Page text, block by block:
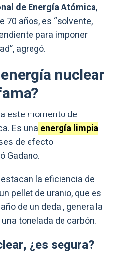
de Energía Atómica,
70 años, es “solvente,
para imponer
agregó.
nuclear
este momento de
Es una energía limpia
de efecto
Gadano.
la eficiencia de
pellet de uranio, que es
de un dedal, genera la
tonelada de carbón.
¿es segura?